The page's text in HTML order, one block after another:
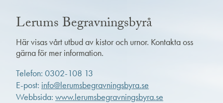
Lerums Begravningsbyrå
Här visas vårt utbud av kistor och urnor. Kontakta oss
gärna för mer information.
Telefon: 0302-108 13
E-post: info@lerumsbegravningsbyra.se
Webbsida: www.lerumsbegravningsbyra.se